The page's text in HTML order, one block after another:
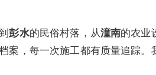
彭水的民俗村落，从潼南的农业
案，每一次施工都有质量追踪。